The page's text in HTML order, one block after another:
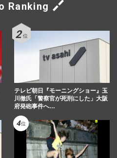
Ranking
テレビ朝日『モーニングショー』玉
川徹氏「警察官が死刑にした」大阪
府発砲事件へ…